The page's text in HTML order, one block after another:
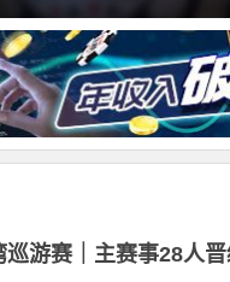
巡游赛｜主赛事28人